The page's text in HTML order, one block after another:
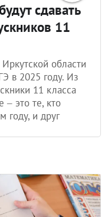
сдавать
11
области
в 2025 году. Из
11 класса
– это те, кто
году, и друг